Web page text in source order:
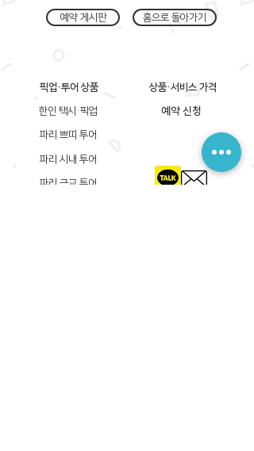
예약 게시판 홈으로 돌아가기
픽업·투어 상품
한인 택시·픽업
상품·서비스 가격
예약 신청
파리 쁘띠 투어
파리 시내 투어
파리 근교 투어